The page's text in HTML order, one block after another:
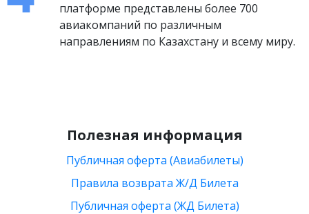
платформе представлены более 700
авиакомпаний по различным
направлениям по Казахстану и всему миру.
Полезная информация
Публичная оферта (Авиабилеты)
Правила возврата Ж/Д Билета
Публичная оферта (ЖД Билета)